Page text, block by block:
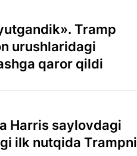
Tramp
urushlaridagi
qaror qildi
Harris saylovdagi
ilk nutqida Trampni